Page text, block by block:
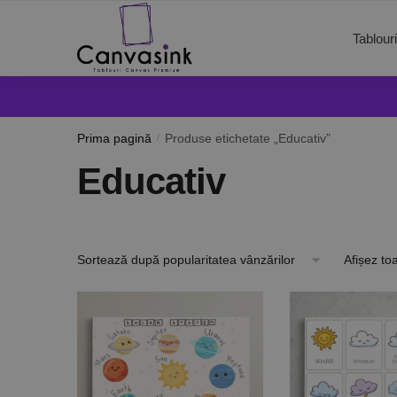
Prima pagină / Produse etichetate „Educativ”
Educativ
Afișez